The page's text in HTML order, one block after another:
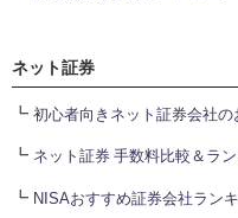
ネット証券
┗ 初心者向きネット証券会社
┗ ネット証券 手数料比較＆ラ
┗ NISAおすすめ証券会社ラン